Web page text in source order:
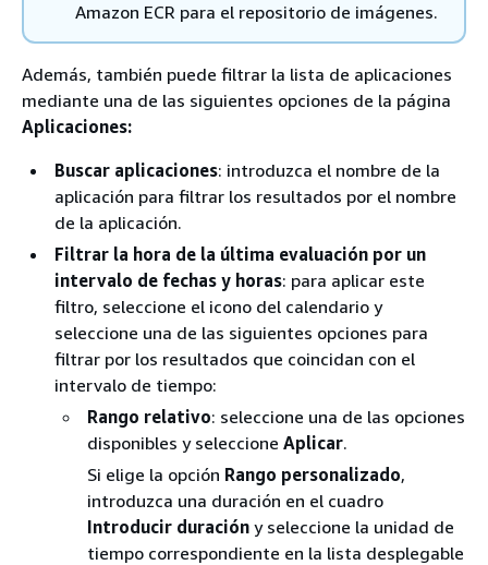
Amazon ECR para el repositorio de imágenes.
Además, también puede filtrar la lista de aplicaciones
mediante una de las siguientes opciones de la página
Aplicaciones:
Buscar aplicaciones: introduzca el nombre de la
aplicación para filtrar los resultados por el nombre
de la aplicación.
Filtrar la hora de la última evaluación por un
intervalo de fechas y horas: para aplicar este
filtro, seleccione el icono del calendario y
seleccione una de las siguientes opciones para
filtrar por los resultados que coincidan con el
intervalo de tiempo:
Rango relativo: seleccione una de las opciones
disponibles y seleccione Aplicar.
Si elige la opción Rango personalizado,
introduzca una duración en el cuadro
Introducir duración y seleccione la unidad de
tiempo correspondiente en la lista desplegable